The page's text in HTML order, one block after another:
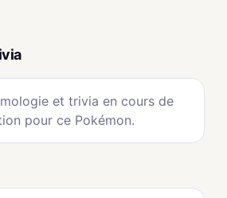
et trivia en cours de
pour ce Pokémon.